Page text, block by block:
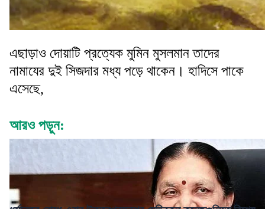
এছাড়াও দোয়াটি প্রত্যেক মুমিন মুসলমান তাদের
নামাযের দুই সিজদার মধ্য পড়ে থাকেন। হাদিসে পাকে
এসেছে,
আরও পড়ুন: